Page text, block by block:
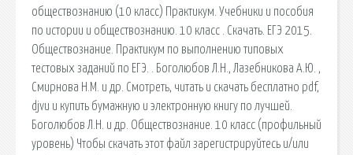
обществознанию (10 класс) Практикум. Учебники и пособия
по истории и обществознанию. 10 класс . Скачать. ЕГЭ 2015.
Обществознание. Практикум по выполнению типовых
тестовых заданий по ЕГЭ. . Боголюбов Л.Н., Лазебникова А.Ю. ,
Смирнова Н.М. и др. Смотреть, читать и скачать бесплатно pdf,
djvu и купить бумажную и электронную книгу по лучшей.
Боголюбов Л.Н. и др. Обществознание. 10 класс (профильный
уровень) Чтобы скачать этот файл зарегистрируйтесь и/или